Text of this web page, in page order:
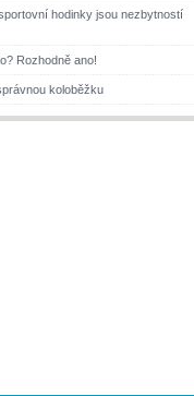
hodinky jsou nezbytností
Rozhodně ano!
koloběžku